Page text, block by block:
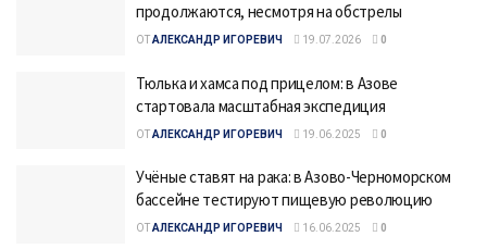
продолжаются, несмотря на обстрелы
ОТАЛЕКСАНДР ИГОРЕВИЧ 19.07.2026 0
Тюлька и хамса под прицелом: в Азове
стартовала масштабная экспедиция
ОТАЛЕКСАНДР ИГОРЕВИЧ 19.06.2025 0
Учёные ставят на рака: в Азово-Черноморском
бассейне тестируют пищевую революцию
ОТАЛЕКСАНДР ИГОРЕВИЧ 16.06.2025 0